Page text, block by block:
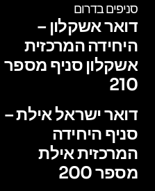
סניפים בדרום
דואר אשקלון –
היחידה המרכזית
אשקלון סניף מספר
210
דואר ישראל אילת –
סניף היחידה
המרכזית אילת
מספר 200